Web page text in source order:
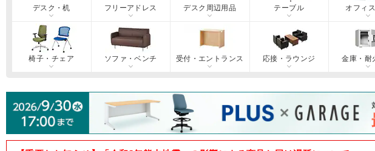
デスク・机 フリーアドレス デスク周辺用品 テーブル オフィ
椅子・チェア ソファ・ベンチ 受付・エントランス 応接・ラウンジ 金庫・耐